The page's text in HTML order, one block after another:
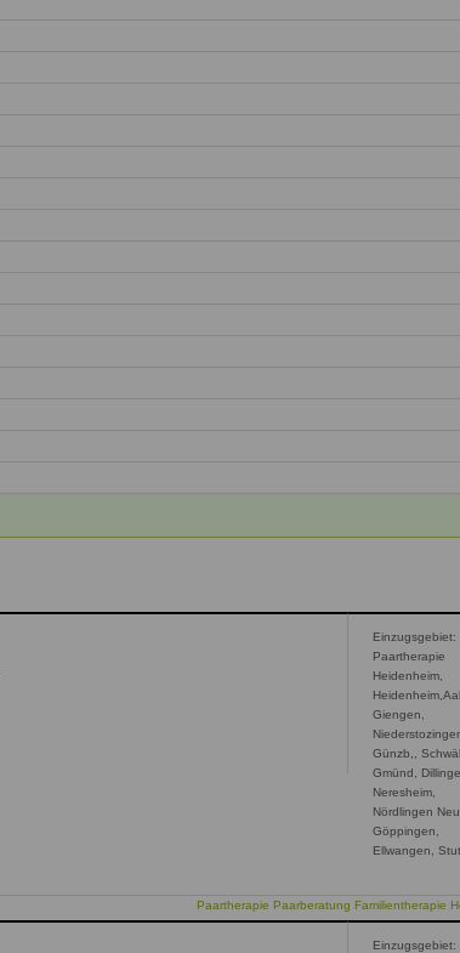
Einzugsgebiet:
Paartherapie
Heidenheim,
Giengen,
Günzb,,
Gmünd,
Neresheim,
Nördlingen Neu
Göppingen,
Ellwangen,
Paartherapie Paarberatung Familientherapie
Einzugsgebiet: